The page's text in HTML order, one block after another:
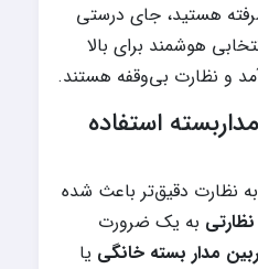
هستید، جای درستی
هوشمند برای بالا
و نظارت بی‌وقفه هستند.
استفاده
نظارت دقیق‌تر باعث شده
به یک ضرورت
مدار بسته خانگی یا